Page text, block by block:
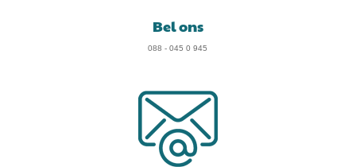
Bel ons
088 - 045 0 945